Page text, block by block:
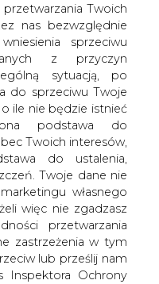
Twoich
nas bezwzględnie
sprzeciwu
z przyczyn
sytuacją, po
do sprzeciwu Twoje
ile nie będzie istnieć
podstawa do
Twoich interesów,
do ustalenia,
Twoje dane nie
własnego
więc nie zgadzasz
przetwarzania
zastrzeżenia w tym
lub prześlij nam
Inspektora Ochrony
też, że
zostanie
wartości
Decyzja będzie
przekazać cztery-
Kopalń, a kilka
Koncernu
bilans KW.
to wielkość
Oczywiście,
giełdowych, bo znana
się do takich metod